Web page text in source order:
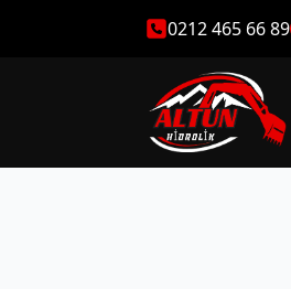
0212 465 66 89